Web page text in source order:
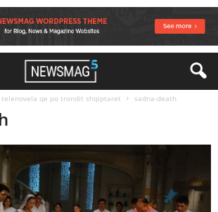
telenovela qe po trondit shqiptaret sadna-death